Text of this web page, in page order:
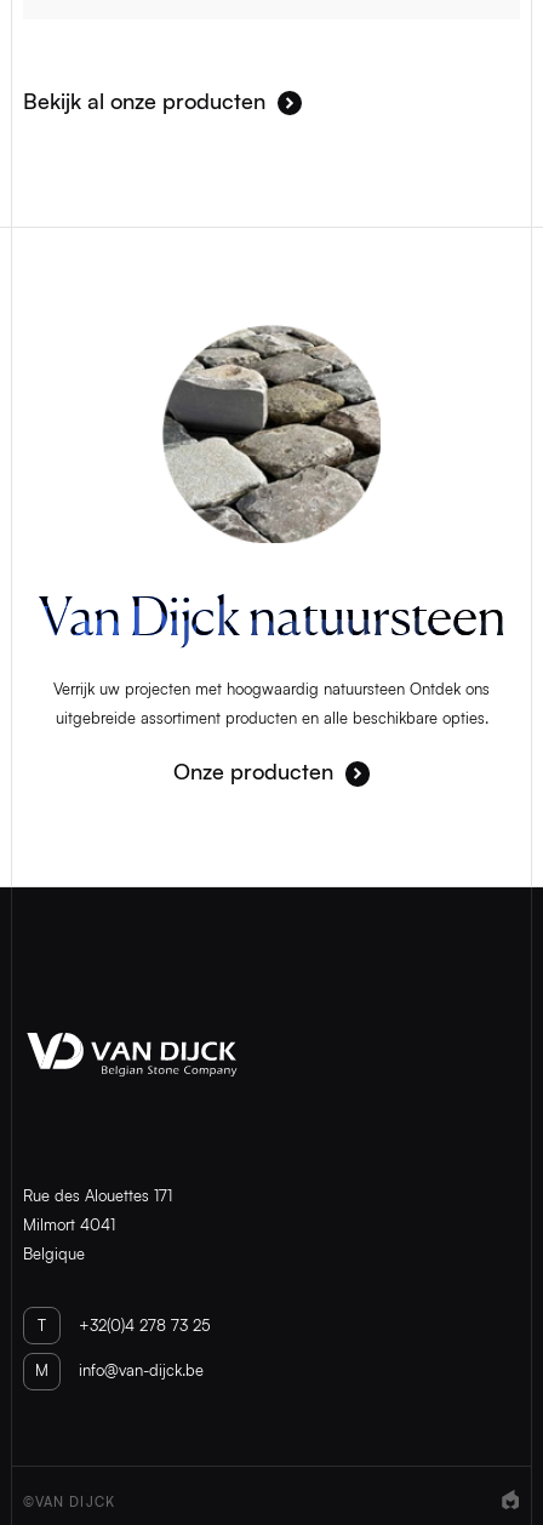
Bekijk al onze producten
Van Dijck natuursteen
Verrijk uw projecten met hoogwaardig natuursteen Ontdek ons
uitgebreide assortiment producten en alle beschikbare opties.
Onze producten
Rue des Alouettes 171
Milmort 4041
Belgique
T +32(0)4 278 73 25
M info@van-dijck.be
©VAN DIJCK